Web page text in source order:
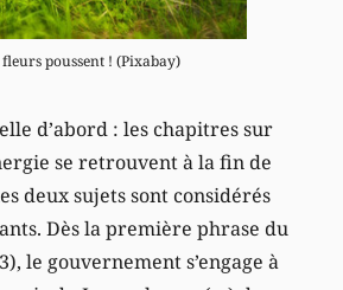
poussent ! (Pixabay)
d’abord : les chapitres sur
se retrouvent à la fin de
deux sujets sont considérés
Dès la première phrase du
le gouvernement s’engage à